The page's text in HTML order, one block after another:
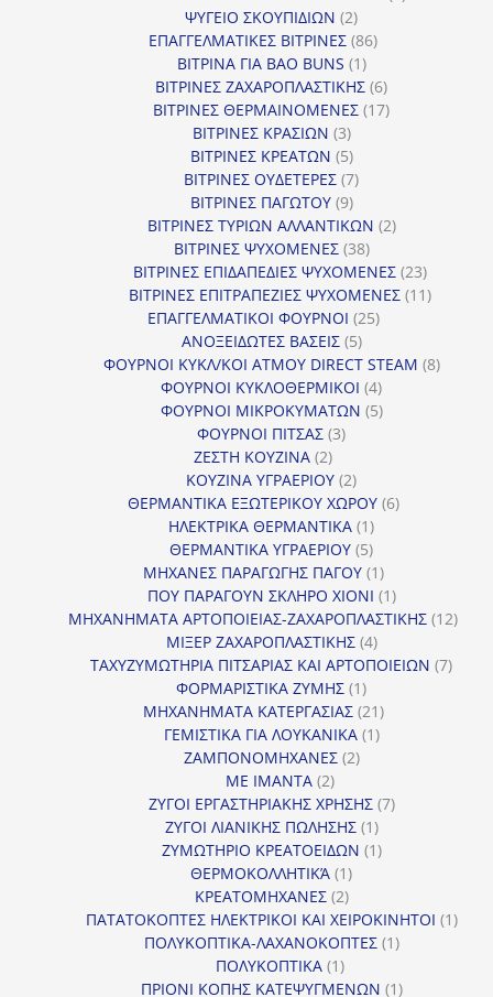
ΨΥΓΕΙΟ ΣΚΟΥΠΙΔΙΩΝ 22
προϊόντα
ΕΠΑΓΓΕΛΜΑΤΙΚΕΣ ΒΙΤΡΙΝΕΣ 8686
ΒΙΤΡΙΝΑ ΓΙΑ BAO BUNS 11
προϊόν
ΒΙΤΡΙΝΕΣ ΖΑΧΑΡΟΠΛΑΣΤΙΚΗΣ 66
προϊόντα
ΒΙΤΡΙΝΕΣ ΘΕΡΜΑΙΝΟΜΕΝΕΣ 1717
ΒΙΤΡΙΝΕΣ ΚΡΑΣΙΩΝ 33
προϊόντα
ΒΙΤΡΙΝΕΣ ΚΡΕΑΤΩΝ 55
προϊόντα
ΒΙΤΡΙΝΕΣ ΟΥΔΕΤΕΡΕΣ 77
ΒΙΤΡΙΝΕΣ ΠΑΓΩΤΟΥ 99
προϊόντα
ΒΙΤΡΙΝΕΣ ΤΥΡΙΩΝ ΑΛΛΑΝΤΙΚΩΝ 22
ΒΙΤΡΙΝΕΣ ΨΥΧΟΜΕΝΕΣ 3838
προϊόντα
ΒΙΤΡΙΝΕΣ ΕΠΙΔΑΠΕΔΙΕΣ ΨΥΧΟΜΕΝΕΣ 2323
προϊόντα
ΒΙΤΡΙΝΕΣ ΕΠΙΤΡΑΠΕΖΙΕΣ ΨΥΧΟΜΕΝΕΣ 1111
ΕΠΑΓΓΕΛΜΑΤΙΚΟΙ ΦΟΥΡΝΟΙ 2525
ΑΝΟΞΕΙΔΩΤΕΣ ΒΑΣΕΙΣ 55
προϊόντα
ΦΟΥΡΝΟΙ ΚΥΚΛ/ΚΟΙ ΑΤΜΟΥ DIRECT STEAM 88
ΦΟΥΡΝΟΙ ΚΥΚΛΟΘΕΡΜΙΚΟΙ 44
προϊόντα
ΦΟΥΡΝΟΙ ΜΙΚΡΟΚΥΜΑΤΩΝ 55
ΦΟΥΡΝΟΙ ΠΙΤΣΑΣ 33
ΖΕΣΤΗ ΚΟΥΖΙΝΑ 22
προϊόντα
ΚΟΥΖΙΝΑ ΥΓΡΑΕΡΙΟΥ 22
προϊόντα
ΘΕΡΜΑΝΤΙΚΑ ΕΞΩΤΕΡΙΚΟΥ ΧΩΡΟΥ 66
ΗΛΕΚΤΡΙΚΑ ΘΕΡΜΑΝΤΙΚΑ 11
προϊόν
ΘΕΡΜΑΝΤΙΚΑ ΥΓΡΑΕΡΙΟΥ 55
προϊόντα
ΜΗΧΑΝΕΣ ΠΑΡΑΓΩΓΗΣ ΠΑΓΟΥ 11
προϊόν
ΠΟΥ ΠΑΡΑΓΟΥΝ ΣΚΛΗΡΟ ΧΙΟΝΙ 11
προϊόν
ΜΗΧΑΝΗΜΑΤΑ ΑΡΤΟΠΟΙΕΙΑΣ-ΖΑΧΑΡΟΠΛΑΣΤΙΚΗΣ 1212
ΜΙΞΕΡ ΖΑΧΑΡΟΠΛΑΣΤΙΚΗΣ 44
προϊόντα
ΤΑΧΥΖΥΜΩΤΗΡΙΑ ΠΙΤΣΑΡΙΑΣ ΚΑΙ ΑΡΤΟΠΟΙΕΙΩΝ 77
ΦΟΡΜΑΡΙΣΤΙΚΑ ΖΥΜΗΣ 11
προϊόν
ΜΗΧΑΝΗΜΑΤΑ ΚΑΤΕΡΓΑΣΙΑΣ 2121
προϊόντα
ΓΕΜΙΣΤΙΚΑ ΓΙΑ ΛΟΥΚΑΝΙΚΑ 11
ΖΑΜΠΟΝΟΜΗΧΑΝΕΣ 22
ΜΕ ΙΜΑΝΤΑ 22
προϊόντα
ΖΥΓΟΙ ΕΡΓΑΣΤΗΡΙΑΚΗΣ ΧΡΗΣΗΣ 77
ΖΥΓΟΙ ΛΙΑΝΙΚΗΣ ΠΩΛΗΣΗΣ 11
προϊόν
ΖΥΜΩΤΗΡΙΟ ΚΡΕΑΤΟΕΙΔΩΝ 11
ΘΕΡΜΟΚΟΛΛΗΤΙΚΆ 11
προϊόν
ΚΡΕΑΤΟΜΗΧΑΝΕΣ 22
προϊόντα
ΠΑΤΑΤΟΚΟΠΤΕΣ ΗΛΕΚΤΡΙΚΟΙ ΚΑΙ ΧΕΙΡΟΚΙΝΗΤΟΙ 11
ΠΟΛΥΚΟΠΤΙΚΑ-ΛΑΧΑΝΟΚΟΠΤΕΣ 11
ΠΟΛΥΚΟΠΤΙΚΑ 11
προϊόν
ΠΡΙΟΝΙ ΚΟΠΗΣ ΚΑΤΕΨΥΓΜΕΝΩΝ 11